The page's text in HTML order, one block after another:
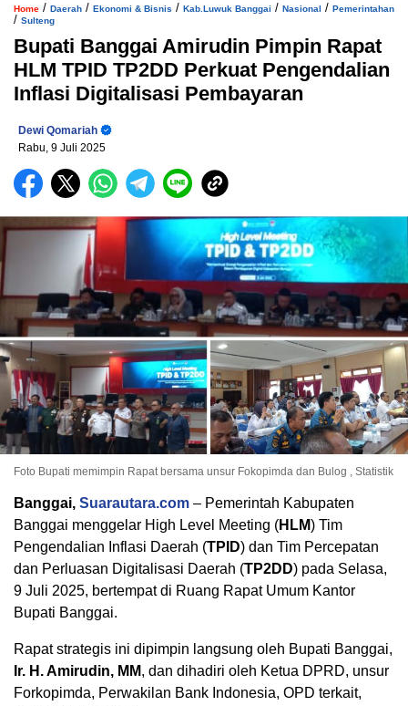
Home / Daerah / Ekonomi & Bisnis / Kab.Luwuk Banggai / Nasional / Pemerintahan
/ Sulteng
Bupati Banggai Amirudin Pimpin Rapat
HLM TPID TP2DD Perkuat Pengendalian
Inflasi Digitalisasi Pembayaran
Dewi Qomariah
Rabu, 9 Juli 2025
Foto Bupati memimpin Rapat bersama unsur Fokopimda dan Bulog , Statistik
Banggai, Suarautara.com – Pemerintah Kabupaten
Banggai menggelar High Level Meeting (HLM) Tim
Pengendalian Inflasi Daerah (TPID) dan Tim Percepatan
dan Perluasan Digitalisasi Daerah (TP2DD) pada Selasa,
9 Juli 2025, bertempat di Ruang Rapat Umum Kantor
Bupati Banggai.
Rapat strategis ini dipimpin langsung oleh Bupati Banggai,
Ir. H. Amirudin, MM, dan dihadiri oleh Ketua DPRD, unsur
Forkopimda, Perwakilan Bank Indonesia, OPD terkait,